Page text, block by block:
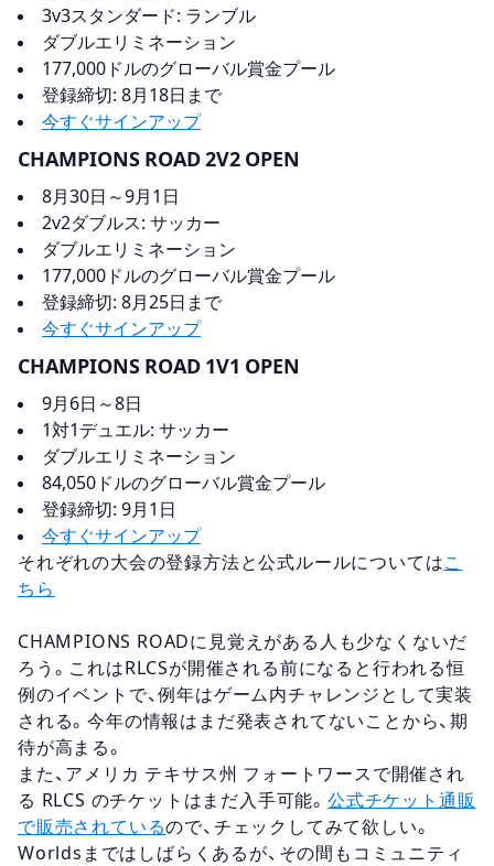
3v3スタンダード: ランブル
ダブルエリミネーション
177,000ドルのグローバル賞金プール
登録締切: 8月18日まで
今すぐサインアップ
CHAMPIONS ROAD 2V2 OPEN
8月30日～9月1日
2v2ダブルス: サッカー
ダブルエリミネーション
177,000ドルのグローバル賞金プール
登録締切: 8月25日まで
今すぐサインアップ
CHAMPIONS ROAD 1V1 OPEN
9月6日～8日
1対1デュエル: サッカー
ダブルエリミネーション
84,050ドルのグローバル賞金プール
登録締切: 9月1日
今すぐサインアップ
それぞれの大会の登録方法と公式ルールについてはこ
ちら
CHAMPIONS ROADに見覚えがある人も少なくないだ
ろう。これはRLCSが開催される前になると行われる恒
例のイベントで、例年はゲーム内チャレンジとして実装
される。今年の情報はまだ発表されてないことから、期
待が高まる。
また、アメリカ テキサス州 フォートワースで開催され
る RLCS のチケットはまだ入手可能。 公式チケット通販
で販売されているので、チェックしてみて欲しい。
Worldsまではしばらくあるが、その間もコミュニティ